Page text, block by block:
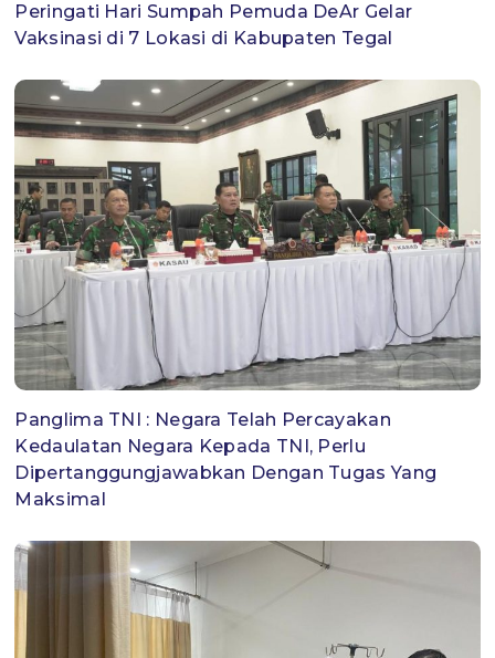
Peringati Hari Sumpah Pemuda DeAr Gelar
Vaksinasi di 7 Lokasi di Kabupaten Tegal
Panglima TNI : Negara Telah Percayakan
Kedaulatan Negara Kepada TNI, Perlu
Dipertanggungjawabkan Dengan Tugas Yang
Maksimal